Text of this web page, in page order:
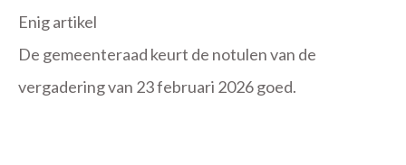
Enig artikel
De gemeenteraad keurt de notulen van de
vergadering van 23 februari 2026 goed.